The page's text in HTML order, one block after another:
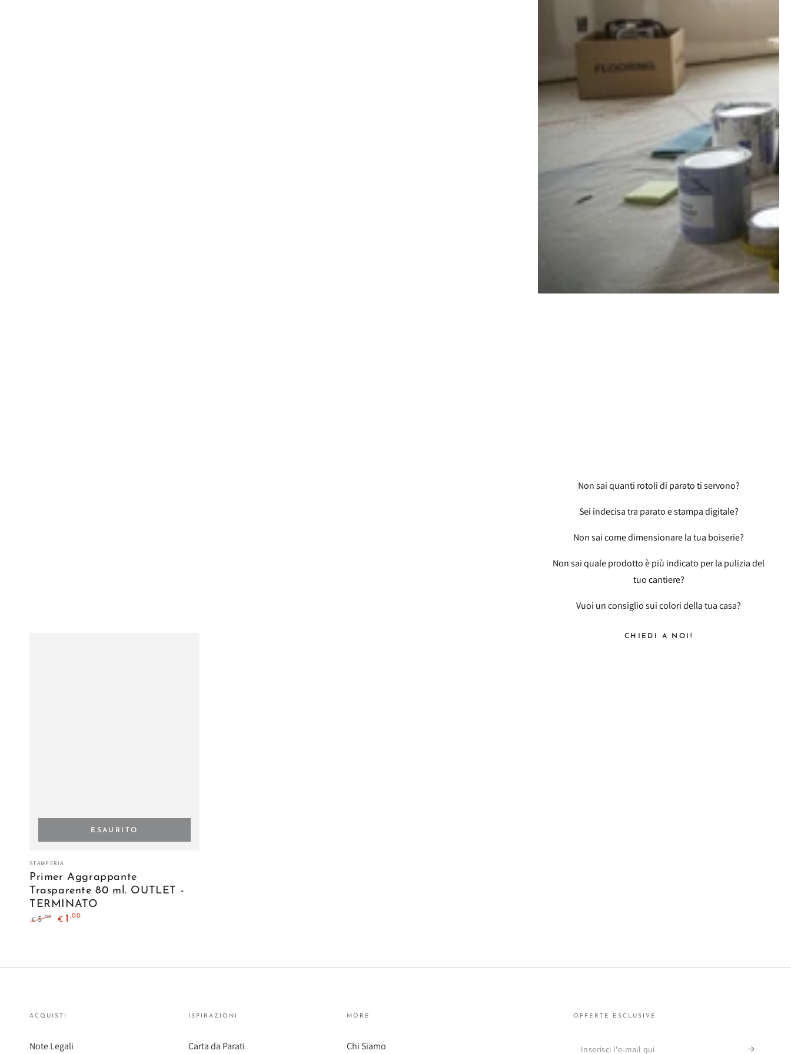
Non sai quanti rotoli di parato ti servono?
Sei indecisa tra parato e stampa digitale?
Non sai come dimensionare la tua boiserie?
Non sai quale prodotto è più indicato per la pulizia del
tuo cantiere?
Vuoi un consiglio sui colori della tua casa?
CHIEDI A NOI!
Aggrappante
Trasparente
80
ml.
Venditore:
STAMPERIA
Primer Aggrappante
Trasparente 80 ml. OUTLET -
TERMINATO
€ 5,00 € 1 ,00
ESAURITO
ACQUISTI
Note Legali
ISPIRAZIONI
Carta da Parati
MORE
Chi Siamo
OFFERTE ESCLUSIVE
Inserisci